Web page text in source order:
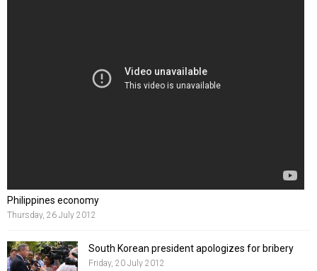
Philippines economy
Thursday, 26 July 2012
South Korean president apologizes for bribery
Friday, 20 July 2012